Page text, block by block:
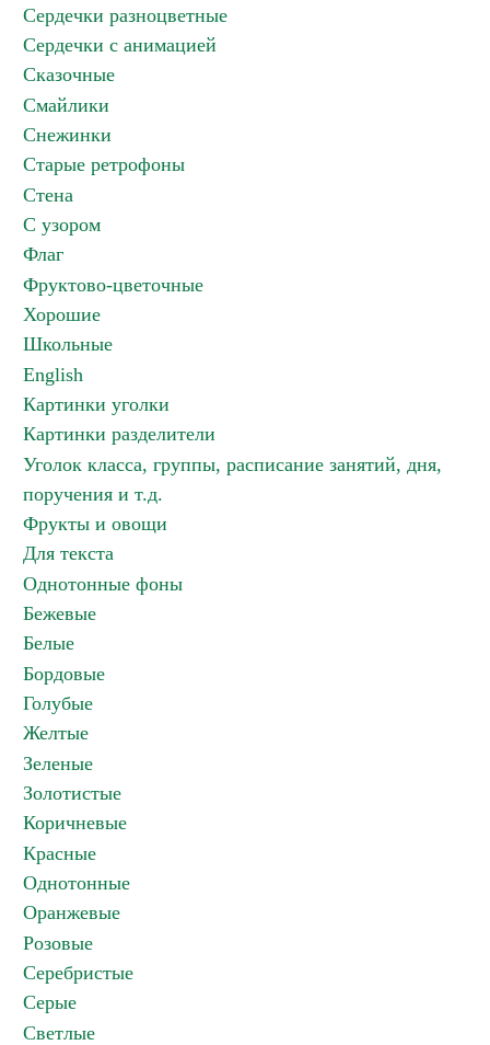
Сердечки разноцветные
Сердечки с анимацией
Сказочные
Смайлики
Снежинки
Старые ретрофоны
Стена
С узором
Флаг
Фруктово-цветочные
Хорошие
Школьные
English
Картинки уголки
Картинки разделители
Уголок класса, группы, расписание занятий, дня,
поручения и т.д.
Фрукты и овощи
Для текста
Однотонные фоны
Бежевые
Белые
Бордовые
Голубые
Желтые
Зеленые
Золотистые
Коричневые
Красные
Однотонные
Оранжевые
Розовые
Серебристые
Серые
Светлые